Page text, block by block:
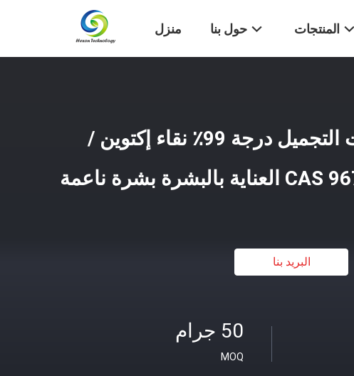
منزل حول بنا المنتجات
مصنع مستحضرات التجميل درجة 99٪ نقاء إكتوين /
البريد بنا
50 جرام
MOQ